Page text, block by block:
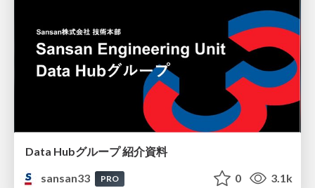
Data Hubグループ 紹介資料
sansan33
PRO 0 3.1k